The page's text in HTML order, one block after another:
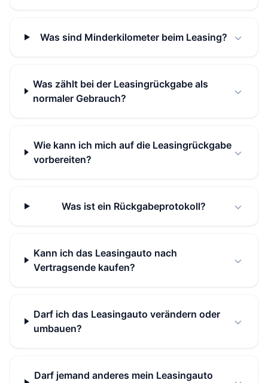
Was sind Minderkilometer beim Leasing?
Was zählt bei der Leasingrückgabe als
normaler Gebrauch?
Wie kann ich mich auf die Leasingrückgabe
vorbereiten?
Was ist ein Rückgabeprotokoll?
Kann ich das Leasingauto nach
Vertragsende kaufen?
Darf ich das Leasingauto verändern oder
umbauen?
Darf jemand anderes mein Leasingauto